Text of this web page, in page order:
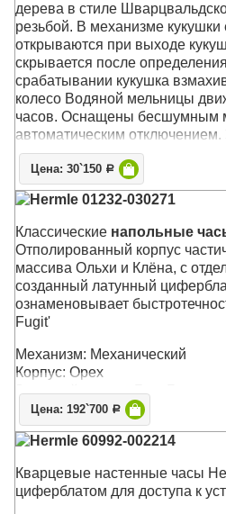
дерева в стиле
резьбой. В механизме
открываются при выходе
скрывается после
срабатывании кукушка
колесо Водяной мельницы
часов. Оснащены бесшумным
автоматическим отключением.
освещённости кукушка может
что бы не потревожить Ваш сон
Механизм: Кварцевый
Звуковой сигнал: Кукушка -
Размер: 29 х 30 х 17 см (без
Цена: 30`150 Р
Hermle 01232-030271
Классические напольные
Отполированный корпус
массива Ольхи и Клёна, с
созданный латунный
ознаменовывает
Fugit'
Механизм: Механический
Корпус: Орех
Звуковой сигнал: Бим-Бом
Размер: 196 х 48,5 х 25 см
Цена: 192`700 Р
Hermle 60992-002214
Кварцевые настенные часы
циферблатом для доступа к